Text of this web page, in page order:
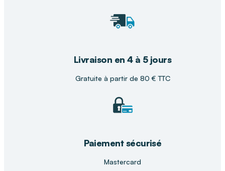
Livraison en 4 à 5 jours
Gratuite à partir de 80 € TTC
Paiement sécurisé
Mastercard